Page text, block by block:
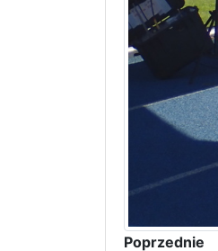
Poprzednie